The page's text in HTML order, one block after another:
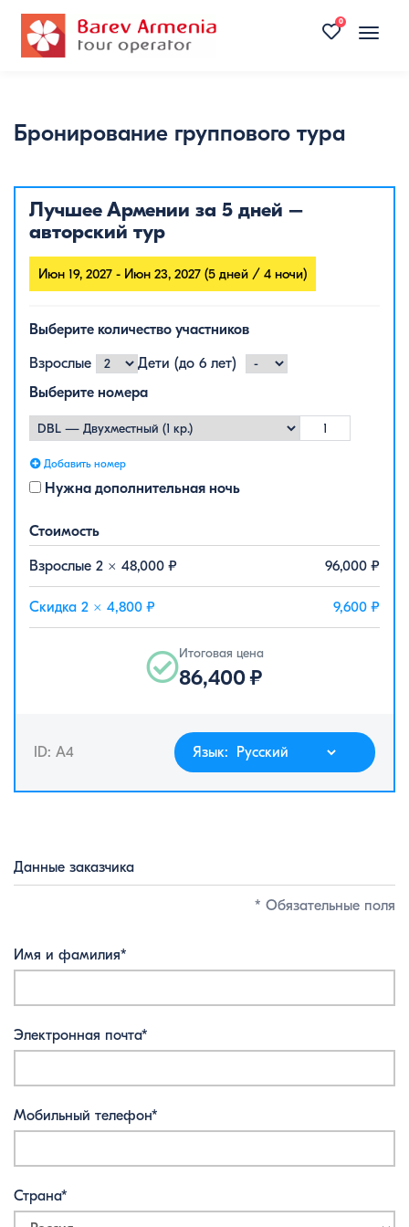
Toggle
0
Бронирование группового тура
Лучшее Армении за 5 дней –
авторский тур
Июн 19, 2027 - Июн 23, 2027 (5 дней / 4 ночи)
Итоговая цена
86,400₽
Выберите количество участников
Взрослые
Дети (до 6 лет)
Выберите номера
Добавить номер
Нужна дополнительная ночь
Стоимость
Взрослые 2 × 48,000 ₽ 96,000 ₽
Скидка 2 × 4,800 ₽ 9,600 ₽
ID: A4 Язык:
Данные заказчика
* Обязательные поля
Имя и фамилия*
Электронная почта*
Мобильный телефон*
Страна*